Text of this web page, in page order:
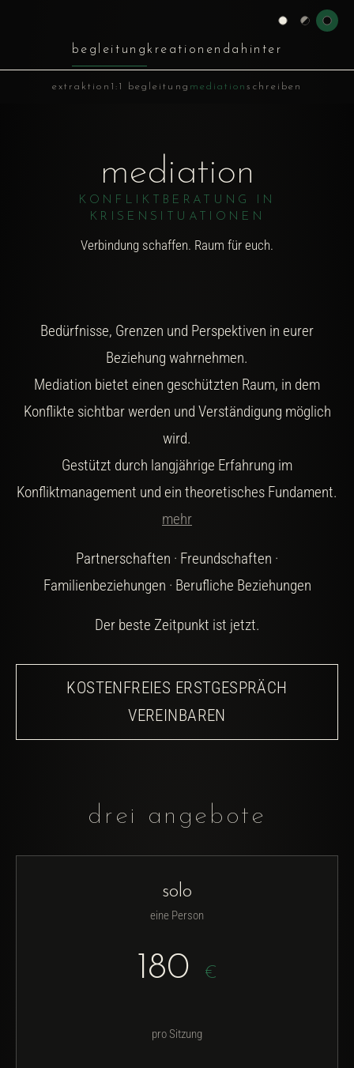
begleitung kreationen dahinter
extraktion 1:1 begleitung mediationschreiben
mediation
KONFLIKTBERATUNG IN
KRISENSITUATIONEN
Verbindung schaffen. Raum für euch.
Bedürfnisse, Grenzen und Perspektiven in eurer
Beziehung wahrnehmen.
Mediation bietet einen geschützten Raum, in dem
Konflikte sichtbar werden und Verständigung möglich
wird.
Gestützt durch langjährige Erfahrung im
Konfliktmanagement und ein theoretisches Fundament.
mehr
Partnerschaften · Freundschaften ·
Familienbeziehungen · Berufliche Beziehungen
Der beste Zeitpunkt ist jetzt.
KOSTENFREIES ERSTGESPRÄCH
VEREINBAREN
drei angebote
solo
eine Person
180 €
pro Sitzung